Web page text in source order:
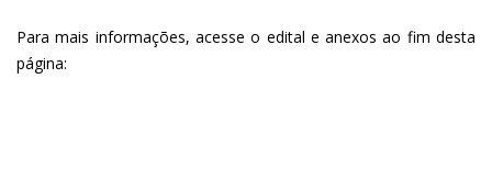
Para mais informações, acesse o edital e anexos ao fim desta
página: